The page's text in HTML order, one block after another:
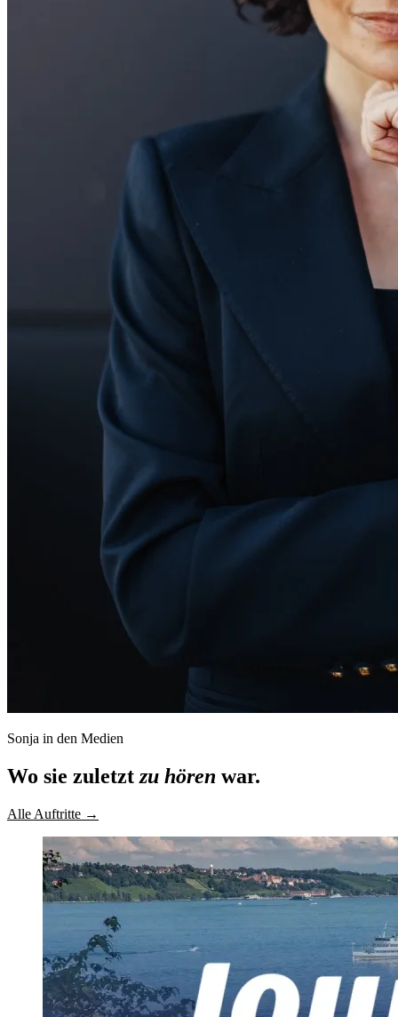
Sonja in den Medien
Wo sie zuletzt zu hören war.
Alle Auftritte →